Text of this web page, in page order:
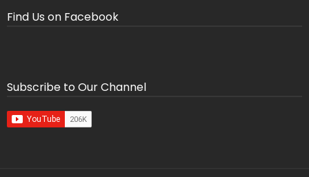
Find Us on Facebook
Subscribe to Our Channel